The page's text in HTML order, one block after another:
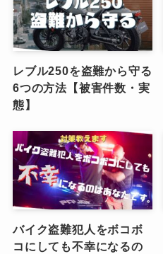
レブル250を盗難から守る
6つの方法【被害件数・実
態】
バイク盗難犯人をボコボ
コにしても不幸になるの